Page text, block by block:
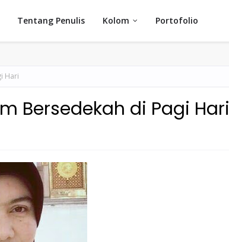
Tentang Penulis Kolom Portofolio
Hari
Bersedekah di Pagi Hari